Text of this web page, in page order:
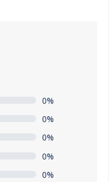
0%
0%
0%
0%
0%